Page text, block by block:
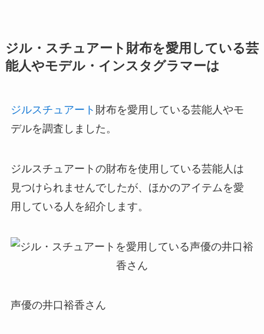
ジル・スチュアート財布を愛用している芸
能人やモデル・インスタグラマーは
ジルスチュアート 財布を愛用している芸能人やモ
デルを調査しました。
ジルスチュアートの財布を使用している芸能人は
見つけられませんでしたが、ほかのアイテムを愛
用している人を紹介します。
声優の井口裕香さん